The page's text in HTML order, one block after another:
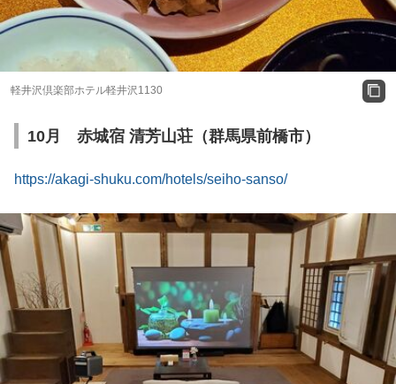
軽井沢倶楽部ホテル軽井沢1130
10月 赤城宿 清芳山荘（群馬県前橋市）
https://akagi-shuku.com/hotels/seiho-sanso/